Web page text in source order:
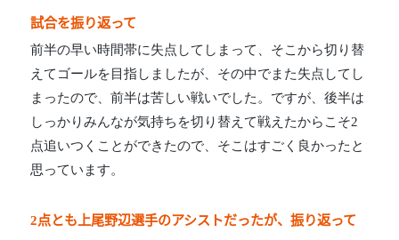
試合を振り返って
前半の早い時間帯に失点してしまって、そこから切り替
えてゴールを目指しましたが、その中でまた失点してし
まったので、前半は苦しい戦いでした。ですが、後半は
しっかりみんなが気持ちを切り替えて戦えたからこそ2
点追いつくことができたので、そこはすごく良かったと
思っています。
2点とも上尾野辺選手のアシストだったが、振り返って